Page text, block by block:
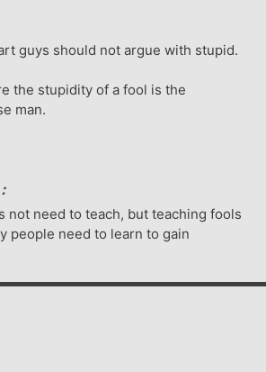
guys should not argue with stupid.
the stupidity of a fool is the
man.
not need to teach, but teaching fools
people need to learn to gain